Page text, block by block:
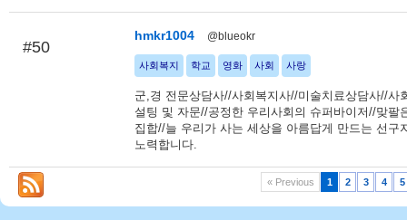
#50
hmkr1004 @blueokr
사회복지 학교 영화 사회 사랑
군,경 전문상담사//사회복지사//미술치료상담사//사
설팅 및 자문//공정한 우리사회의 슈퍼바이저//맞팔
집합//늘 우리가 사는 세상을 아름답게 만드는 선구
노력합니다.
« Previous 1 2 3 4 5